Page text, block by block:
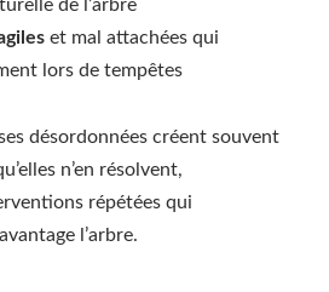
de l’arbre
et mal attachées qui
lors de tempêtes
désordonnées créent souvent
n’en résolvent,
répétées qui
l’arbre.